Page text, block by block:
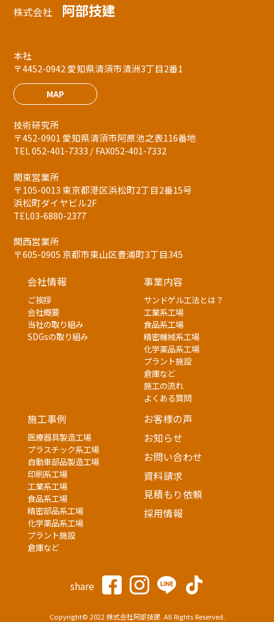
株式会社 阿部技建
本社
〒4452-0942 愛知県清須市清洲3丁目2番1
MAP
技術研究所
〒452-0901 愛知県清須市阿原池之表116番地
TEL 052-401-7333 / FAX052-401-7332
関東営業所
〒105-0013 東京都港区浜松町2丁目2番15号
浜松町ダイヤビル2F
TEL03-6880-2377
関西営業所
〒605-0905 京都市東山区豊浦町3丁目345
会社情報
ご挨拶
会社概要
当社の取り組み
SDGsの取り組み
事業内容
サンドゲル工法とは？
工業系工場
食品系工場
精密機械系工場
化学薬品系工場
プラント施設
倉庫など
施工の流れ
よくある質問
施工事例
医療器具製造工場
プラスチック系工場
自動車部品製造工場
印刷系工場
工業系工場
食品系工場
精密部品系工場
化学薬品系工場
プラント施設
倉庫など
お客様の声
お知らせ
お問い合わせ
資料請求
見積もり依頼
採用情報
share
Copyright© 2022 株式会社阿部技建. All Rights Reserved.